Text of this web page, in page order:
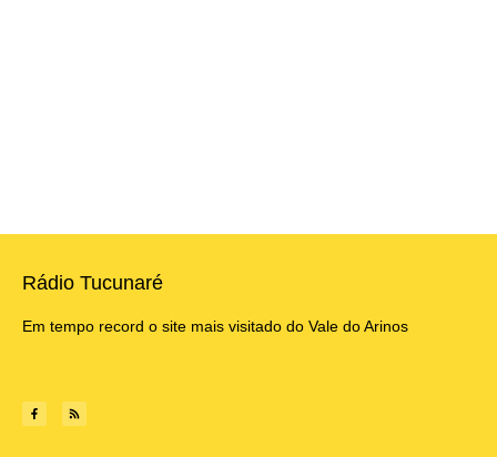
Rádio Tucunaré
Em tempo record o site mais visitado do Vale do Arinos